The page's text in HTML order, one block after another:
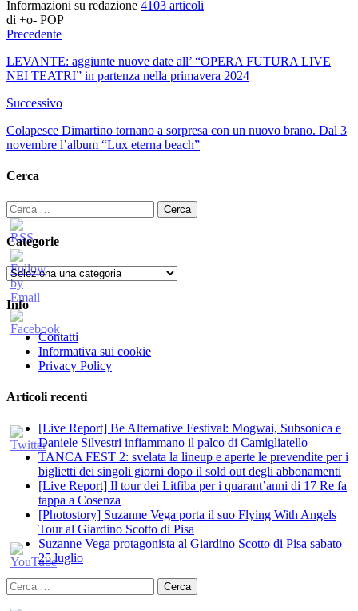
Informazioni su redazione 4103 articoli
di +o- POP
Precedente
LEVANTE: aggiunte nuove date all’ “OPERA FUTURA LIVE
NEI TEATRI” in partenza nella primavera 2024
Successivo
Colapesce Dimartino tornano a sorpresa con un nuovo brano. Dal 3
novembre l’album “Lux eterna beach”
Cerca
Ricerca
per:
Categorie
Categorie
Info
Contatti
Informativa sui cookie
Privacy Policy
Articoli recenti
[Live Report] Be Alternative Festival: Mogwai, Subsonica e
Daniele Silvestri infiammano il palco di Camigliatello
TANCA FEST 2: svelata la lineup e aperte le prevendite per i
biglietti dei singoli giorni dopo il sold out degli abbonamenti
[Live Report] Il tour dei Litfiba per i quarant’anni di 17 Re fa
tappa a Cosenza
[Photostory] Suzanne Vega porta il suo Flying With Angels
Tour al Giardino Scotto di Pisa
Suzanne Vega protagonista al Giardino Scotto di Pisa sabato
25 luglio
Ricerca
per: